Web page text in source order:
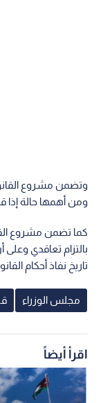
وتضمن مشروع
ومن أهمها حالة إذا
كما تضمن مشروع
بالتزام تعاقدي
تاريخ نفاذ أحكام
مجلس الوزراء
اقرأ أيضاً